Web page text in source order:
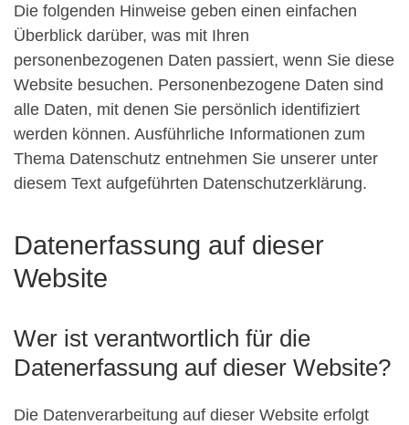
Die folgenden Hinweise geben einen einfachen
Überblick darüber, was mit Ihren
personenbezogenen Daten passiert, wenn Sie diese
Website besuchen. Personenbezogene Daten sind
alle Daten, mit denen Sie persönlich identifiziert
werden können. Ausführliche Informationen zum
Thema Datenschutz entnehmen Sie unserer unter
diesem Text aufgeführten Datenschutzerklärung.
Datenerfassung auf dieser
Website
Wer ist verantwortlich für die
Datenerfassung auf dieser Website?
Die Datenverarbeitung auf dieser Website erfolgt